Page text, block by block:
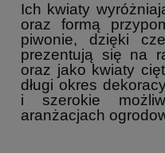
Ich kwiaty
oraz formą
piwonie, dzięki
prezentują się na
oraz jako kwiaty
długi okres
i szerokie
aranżacjach